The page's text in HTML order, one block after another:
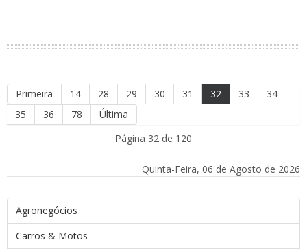
Primeira 14 28 29 30 31 32 33
34
35
36 78
Última
Página 32 de 120
Quinta-Feira, 06 de Agosto de 2026
Agronegócios
Carros & Motos